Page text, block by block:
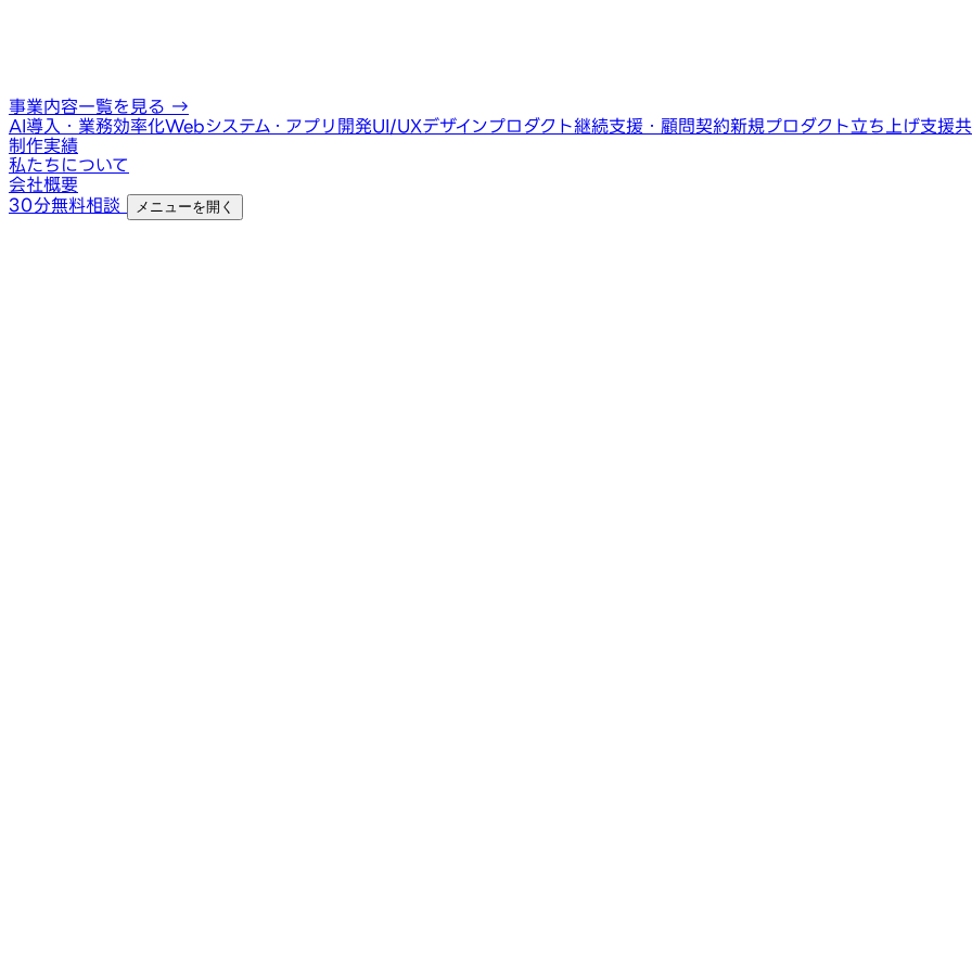
事業内容一覧を見る →
AI導入・業務効率化Webシステム・アプリ開発UI/UXデザインプロダクト継続支援・顧問契約新規プロダクト立ち上げ支援
制作実績
私たちについて
会社概要
30分無料相談
メニューを開く